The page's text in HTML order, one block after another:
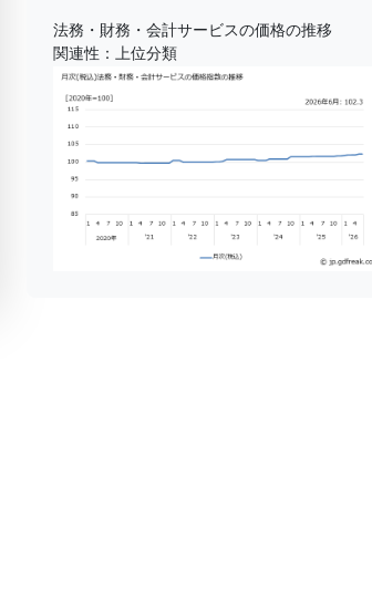
法務・財務・会計サービスの価格の推移
関連性：上位分類